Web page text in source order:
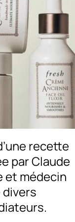
recette
par Claude
et médecin
divers